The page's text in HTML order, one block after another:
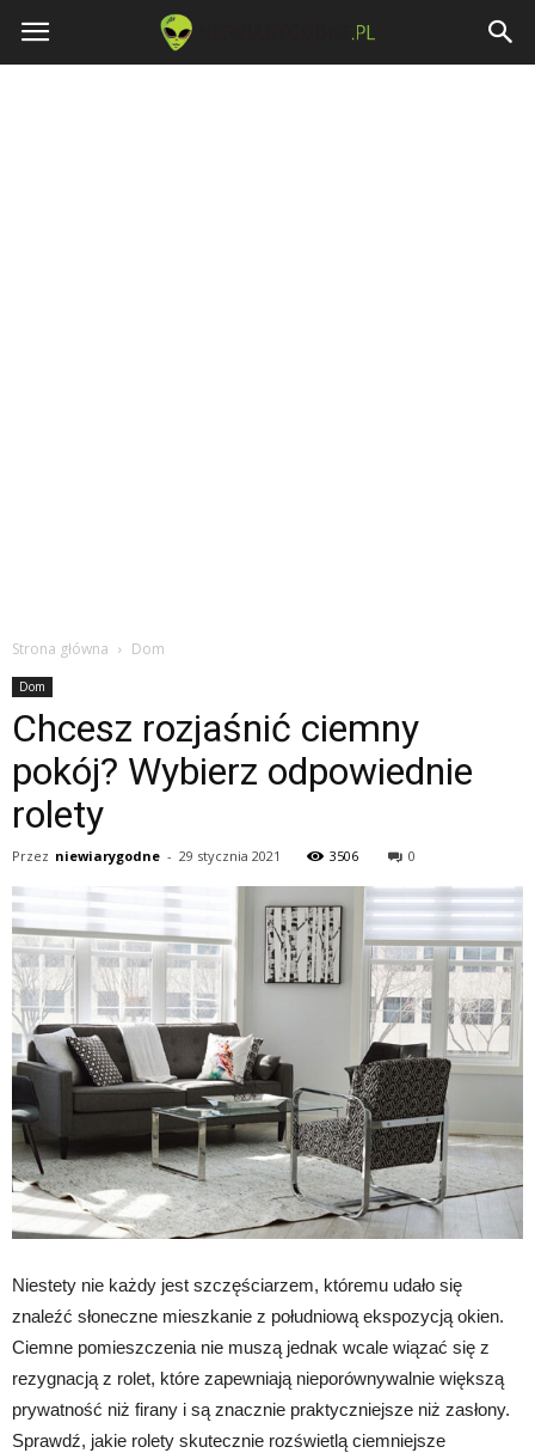
Niewiarygodne.pl
Strona główna Dom
Dom
Chcesz rozjaśnić ciemny
pokój? Wybierz odpowiednie
rolety
Przez niewiarygodne - 29 stycznia 2021 3506 0
Niestety nie każdy jest szczęściarzem, któremu udało się
znaleźć słoneczne mieszkanie z południową ekspozycją okien.
Ciemne pomieszczenia nie muszą jednak wcale wiązać się z
rezygnacją z rolet, które zapewniają nieporównywalnie większą
prywatność niż firany i są znacznie praktyczniejsze niż zasłony.
Sprawdź, jakie rolety skutecznie rozświetlą ciemniejsze